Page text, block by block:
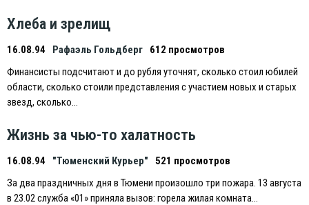
Хлеба и зрелищ
16.08.94 Рафаэль Гольдберг
612 просмотров
Финансисты подсчитают и до рубля уточнят, сколько стоил юбилей
области, сколько стоили представления с участием новых и старых
звезд, сколько…
Жизнь за чью-то халатность
16.08.94 "Тюменский Курьер"
521 просмотров
За два праздничных дня в Тюмени произошло три пожара. 13 августа
в 23.02 служба «01» приняла вызов: горела жилая комната…